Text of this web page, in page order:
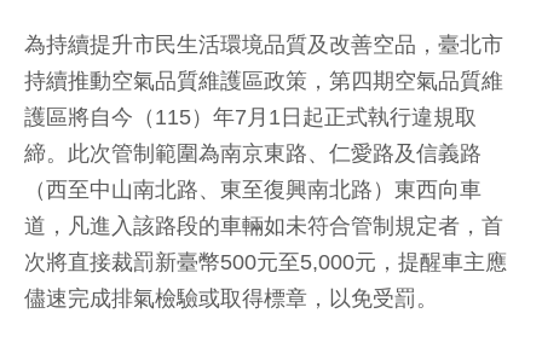
為持續提升市民生活環境品質及改善空品，臺北市
持續推動空氣品質維護區政策，第四期空氣品質維
護區將自今（115）年7月1日起正式執行違規取
締。此次管制範圍為南京東路、仁愛路及信義路
（西至中山南北路、東至復興南北路）東西向車
道，凡進入該路段的車輛如未符合管制規定者，首
次將直接裁罰新臺幣500元至5,000元，提醒車主應
儘速完成排氣檢驗或取得標章，以免受罰。